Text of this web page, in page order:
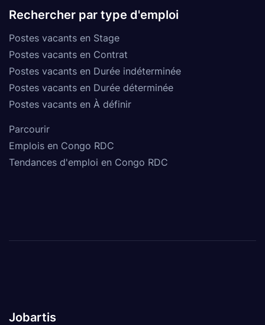
Rechercher par type d'emploi
Postes vacants en Stage
Postes vacants en Contrat
Postes vacants en Durée indéterminée
Postes vacants en Durée déterminée
Postes vacants en À définir
Parcourir
Emplois en Congo RDC
Tendances d'emploi en Congo RDC
Jobartis